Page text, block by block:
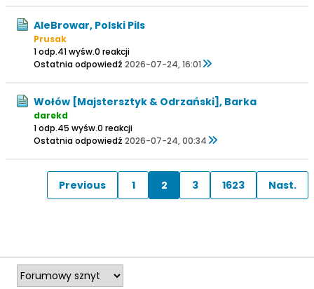
AleBrowar, Polski Pils
Prusak
1 odp.41 wyśw.0 reakcji
Ostatnia odpowiedź 2026-07-24, 16:01
Wołów [Majstersztyk & Odrzański], Barka
darekd
1 odp.45 wyśw.0 reakcji
Ostatnia odpowiedź 2026-07-24, 00:34
Previous 1 2 3 1623 Nast.